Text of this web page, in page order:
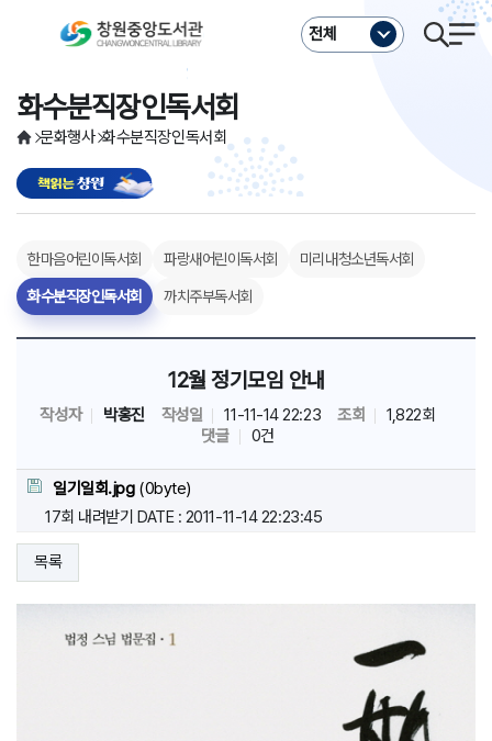
전체
문화행사 화수분직장인독서회
화수분직장인독서회
한마음어린이독서회 파랑새어린이독서회
미리내청소년독서회
화수분직장인독서회
까치주부독서회
12월 정기모임 안내
작성자 박홍진 작성일 11-11-14 22:23 조회
1,822회
댓글
0건
일기일회.jpg(0byte)
17회 내려받기 DATE : 2011-11-14 22:23:45
목록